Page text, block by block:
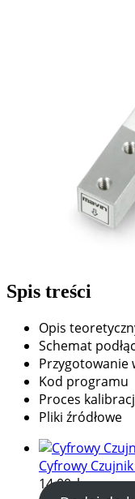
Spis treści
Opis
Schemat
Przygotowanie
Kod programu
Proces
Pliki źródłowe
Cyfrowy
14.00zł